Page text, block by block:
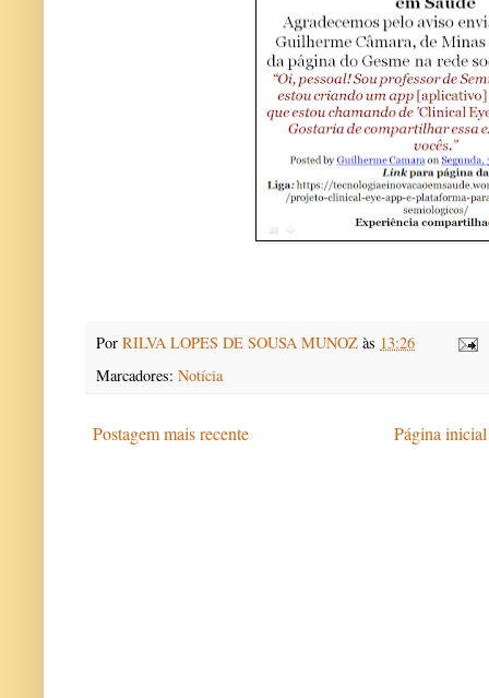
Por RILVA LOPES DE SOUSA MUNOZ às 13:26
Marcadores: Notícia
Postagem mais recente Página inicial